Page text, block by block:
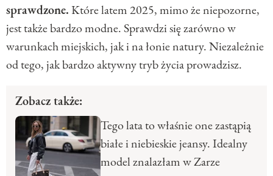
sprawdzone.Które latem 2025, mimo że niepozorne,
jest także bardzo modne. Sprawdzi się zarówno w
warunkach miejskich, jak i na łonie natury. Niezależnie
od tego, jak bardzo aktywny tryb życia prowadzisz.
Zobacz także:
Tego lata to właśnie one zastąpią
białe i niebieskie jeansy. Idealny
model znalazłam w Zarze